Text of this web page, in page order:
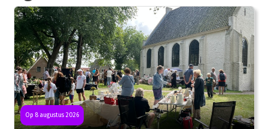
Op 8 augustus 2026